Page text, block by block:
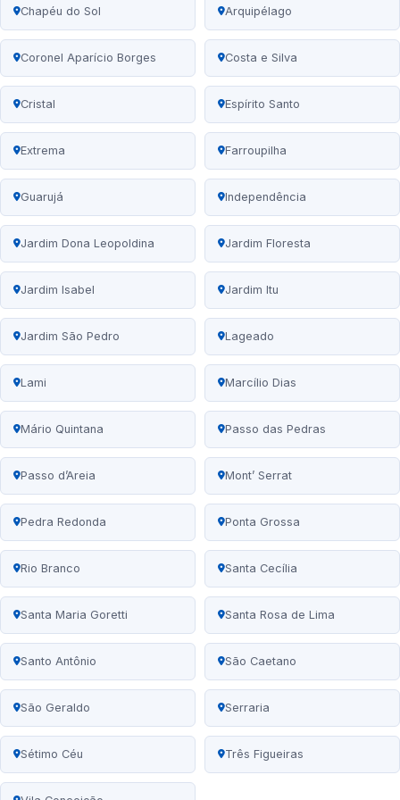
Chapéu do Sol Arquipélago
Coronel Aparício Borges Costa e Silva
Cristal Espírito Santo
Extrema Farroupilha
Guarujá Independência
Jardim Dona Leopoldina Jardim Floresta
Jardim Isabel Jardim Itu
Jardim São Pedro Lageado
Lami Marcílio Dias
Mário Quintana Passo das Pedras
Passo d’Areia Mont’ Serrat
Pedra Redonda Ponta Grossa
Rio Branco Santa Cecília
Santa Maria Goretti Santa Rosa de Lima
Santo Antônio São Caetano
São Geraldo Serraria
Sétimo Céu Três Figueiras